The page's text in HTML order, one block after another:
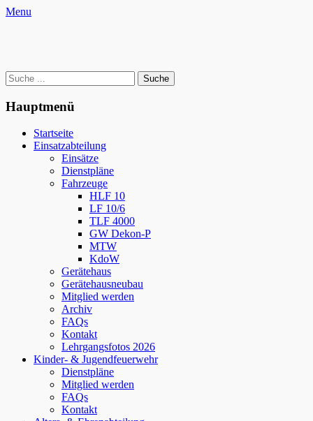
Zum
Facebook
YouTube
Instagram
Website
Menu
Suche
nach:
Hauptmenü
Startseite
Einsatzabteilung
Einsätze
Dienstpläne
Fahrzeuge
HLF 10
LF 10/6
TLF 4000
GW Dekon-P
MTW
KdoW
Gerätehaus
Gerätehausneubau
Mitglied werden
Archiv
FAQs
Kontakt
Lehrgangsfotos 2026
Kinder- & Jugendfeuerwehr
Dienstpläne
Mitglied werden
FAQs
Kontakt